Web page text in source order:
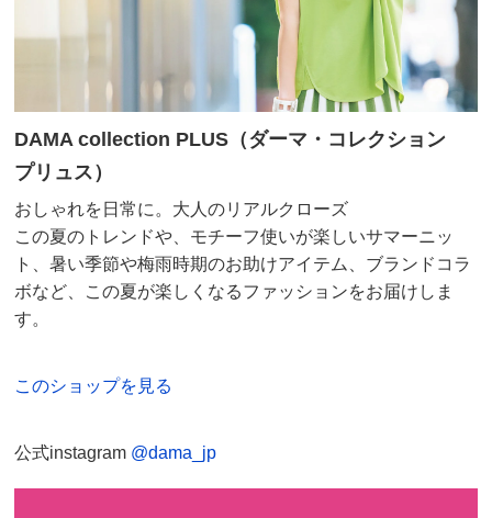
サイズ表記について（ファッション） 商品の測定について
手洗い
弱い手洗い出来ます。（洗濯機は使用できません）
助かります。シンプルなのでカーディガンやジャケット
の中に着るのにちょうど良くて、長い期間着れそうで
す。買って良かったです。
2025/09/02
ブラック ＬＬ
襟や袖の空き具合がちょうど良く、裾がほど良く広がっ
ていて、中年にはちょうど良い。
ブラック Ｓ
東京都 50代女性 身長 : 164cm 普段のサイズ : M
DAMA collection PLUS（ダーマ・コレクション
プリュス）
おしゃれを日常に。大人のリアルクローズ
この夏のトレンドや、モチーフ使いが楽しいサマーニッ
ト、暑い季節や梅雨時期のお助けアイテム、ブランドコラ
ボなど、この夏が楽しくなるファッションをお届けしま
す。
このショップを見る
公式instagram @dama_jp